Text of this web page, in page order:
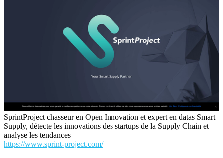
SprintProject chasseur en Open Innovation et expert en datas Smart
Supply, détecte les innovations des startups de la Supply Chain et
analyse les tendances
https://www.sprint-project.com/